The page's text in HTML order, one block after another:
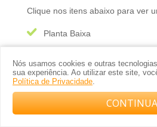
Nós usamos cookies e outras
sua experiência. Ao utilizar este site,
Política de Privacidade.
Clique nos itens abaixo para ver
Planta Baixa
Planta Baixa Humanizada
Quadro-resumo das
Compre com o